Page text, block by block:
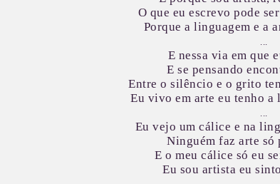
O que eu escrevo pode
Porque a linguagem e a
...
E nessa via em que
E se pensando
Entre o silêncio e o grito
Eu vivo em arte eu tenho a
...
Eu vejo um cálice e na
Ninguém faz arte só
E o meu cálice só eu
Eu sou artista eu